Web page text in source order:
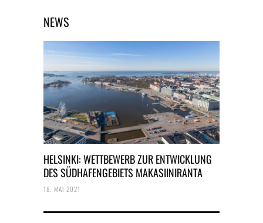
NEWS
HELSINKI: WETTBEWERB ZUR ENTWICKLUNG
DES SÜDHAFENGEBIETS MAKASIINIRANTA
18. MAI 2021